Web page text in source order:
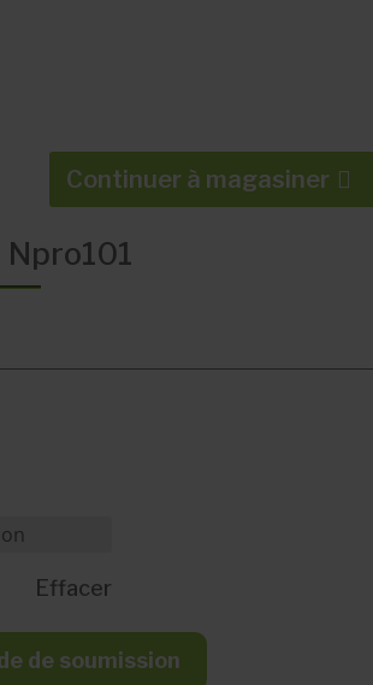
Continuer à magasiner
Effacer
de soumission